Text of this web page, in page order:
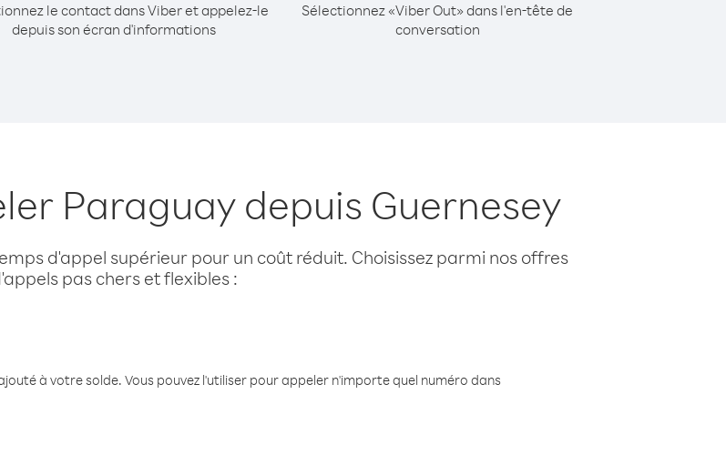
le contact dans Viber et appelez-le
depuis son écran d'informations
Sélectionnez «Viber Out» dans l'en-tête de
conversation
Paraguay depuis Guernesey
d'appel supérieur pour un coût réduit. Choisissez parmi nos offres
pas chers et flexibles :
à votre solde. Vous pouvez l'utiliser pour appeler n'importe quel numéro dans